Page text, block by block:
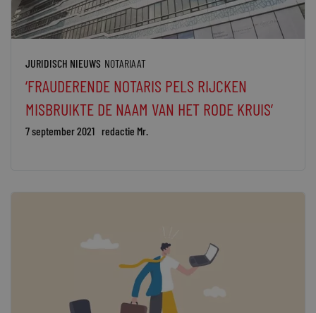
JURIDISCH NIEUWS NOTARIAAT
‘FRAUDERENDE NOTARIS PELS RIJCKEN
MISBRUIKTE DE NAAM VAN HET RODE KRUIS’
7 september 2021 redactie Mr.